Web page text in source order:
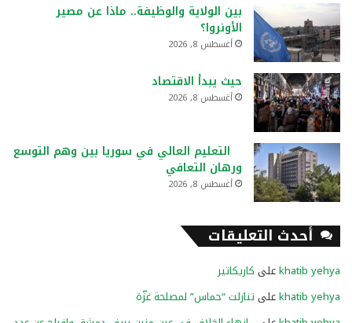
بين الولاية والوظيفة.. ماذا عن مصير
الأونروا؟
أغسطس 8, 2026
حيث يبدأ الاقتصاد
أغسطس 8, 2026
التعليم العالي في سوريا بين وهم التوسع
ورهان التعافي
أغسطس 8, 2026
أحدث التعليقات
khatib yehyaعلى كاريكاتير
khatib yehyaعلى تنازلت “حماس” لمصلحة غزّة